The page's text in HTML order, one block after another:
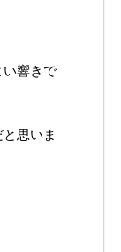
響きで
思いま